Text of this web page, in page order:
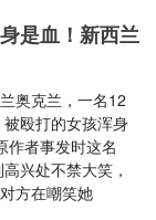
是血！新西兰
奥克兰，一名12
殴打的女孩浑身
作者事发时这名
兴处不禁大笑，
方在嘲笑她